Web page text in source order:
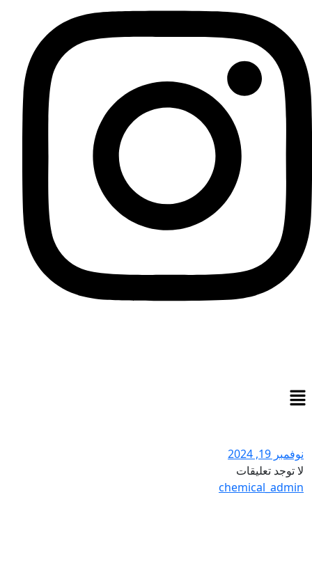
نوفمبر 19, 2024
لا توجد تعليقات
chemical_admin